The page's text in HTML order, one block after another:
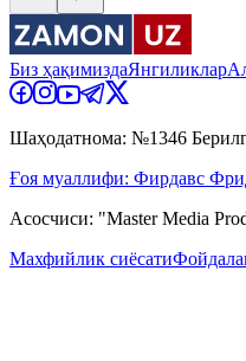
Биз ҳақимиздаЯнгиликлар
Шаҳодатнома: №1346
Ғоя муаллифи: Фирдавс
Асосчиси: "Master Media
Махфийлик сиёсати